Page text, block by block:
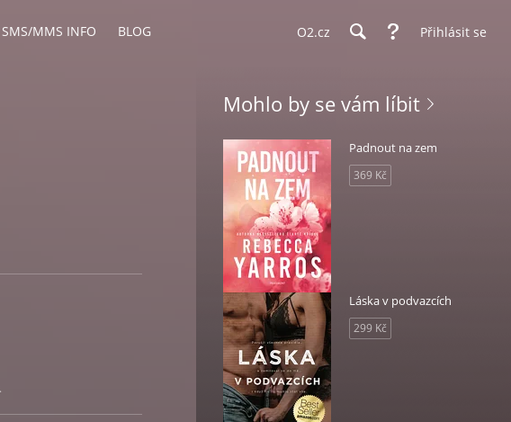
SMS/MMS INFO BLOG O2.cz Přihlásit se
Mohlo by se vám líbit
Padnout na zem
369 Kč
Láska v podvazcích
299 Kč